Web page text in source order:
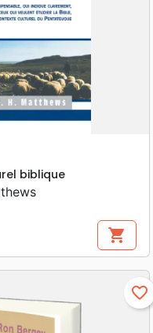
biblique
shopping_cart
favorite_border